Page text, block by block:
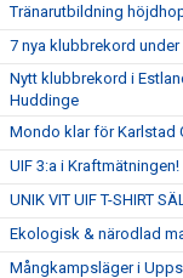
Tränarutbildning
7 nya klubbrekord under
Nytt klubbrekord i
Huddinge
Mondo klar för Karlstad
UIF 3:a i Kraftmätningen!
UNIK VIT UIF T-SHIRT
Ekologisk & närodlad
Mångkampsläger i